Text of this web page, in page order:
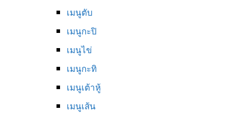
เมนูตับ
เมนูกะปิ
เมนูไข่
เมนูกะทิ
เมนูเต้าหู้
เมนูเส้น